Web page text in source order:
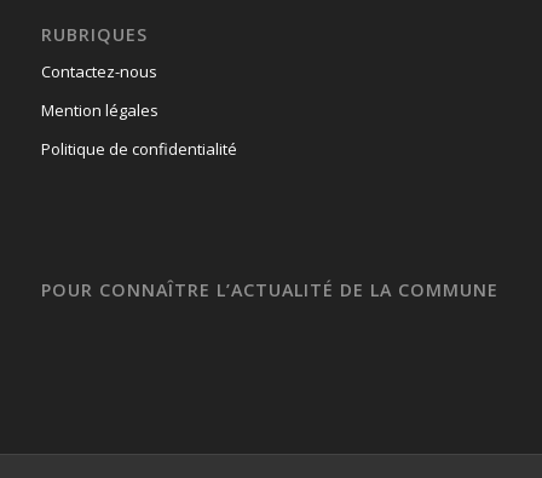
RUBRIQUES
Contactez-nous
Mention légales
Politique de confidentialité
POUR CONNAÎTRE L’ACTUALITÉ DE LA COMMUNE